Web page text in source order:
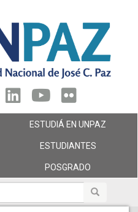
búsqueda
ESTUDIÁ EN UNPAZ
ESTUDIANTES
POSGRADO